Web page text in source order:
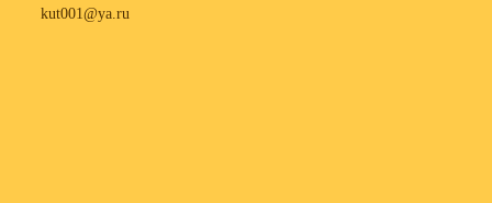
kut001@ya.ru